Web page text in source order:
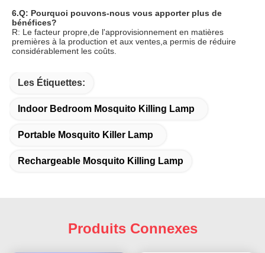
6.Q: Pourquoi pouvons-nous vous apporter plus de
bénéfices?
R: Le facteur propre,de l'approvisionnement en matières
premières à la production et aux ventes,a permis de réduire
considérablement les coûts.
Les Étiquettes:
Indoor Bedroom Mosquito Killing Lamp
Portable Mosquito Killer Lamp
Rechargeable Mosquito Killing Lamp
Produits Connexes